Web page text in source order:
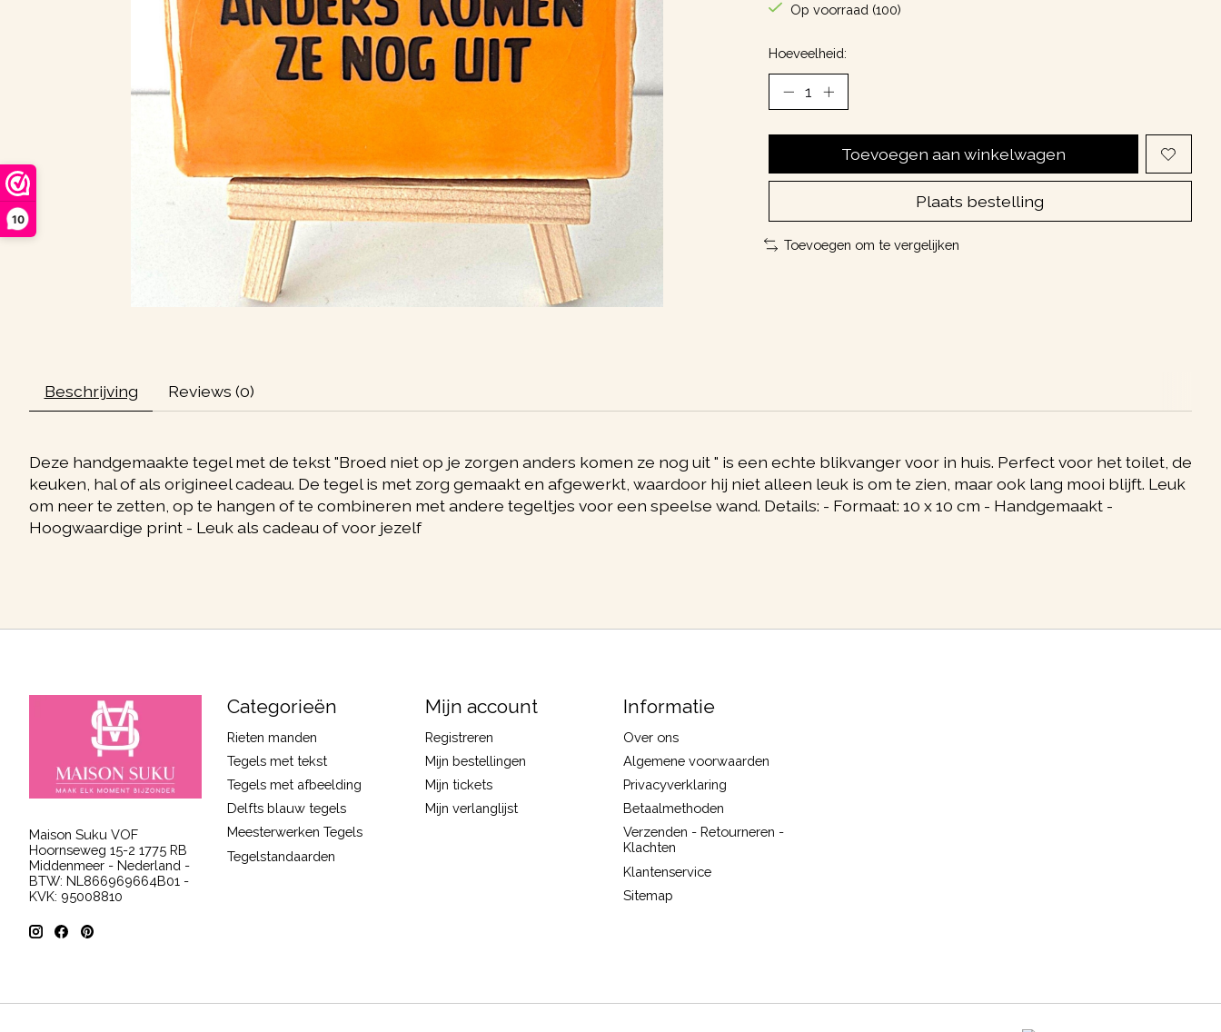
10
Op voorraad (100)
Hoeveelheid:
Toevoegen aan winkelwagen
Plaats bestelling
Toevoegen om te vergelijken
Beschrijving Reviews (0)
Deze handgemaakte tegel met de tekst "Broed niet op je zorgen anders komen ze nog uit " is een echte blikvanger voor in huis. Perfect voor het toilet, de
keuken, hal of als origineel cadeau. De tegel is met zorg gemaakt en afgewerkt, waardoor hij niet alleen leuk is om te zien, maar ook lang mooi blijft. Leuk
om neer te zetten, op te hangen of te combineren met andere tegeltjes voor een speelse wand. Details: - Formaat: 10 x 10 cm - Handgemaakt -
Hoogwaardige print - Leuk als cadeau of voor jezelf
Maison Suku VOF
Hoornseweg 15-2 1775 RB
Middenmeer - Nederland -
BTW: NL866969664B01 -
KVK: 95008810
Categorieën
Rieten manden
Tegels met tekst
Tegels met afbeelding
Delfts blauw tegels
Meesterwerken Tegels
Tegelstandaarden
Mijn account
Registreren
Mijn bestellingen
Mijn tickets
Mijn verlanglijst
Informatie
Over ons
Algemene voorwaarden
Privacyverklaring
Betaalmethoden
Verzenden - Retourneren -
Klachten
Klantenservice
Sitemap